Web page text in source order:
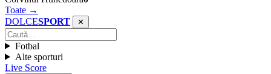
Toate →
DOLCESPORT ✕
Fotbal
Alte sporturi
Live Score